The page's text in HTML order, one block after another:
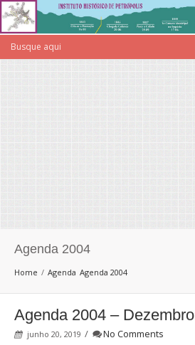
Agenda 2004
Home Agenda Agenda 2004
Agenda 2004 – Dezembro
junho 20, 2019 /
No Comments